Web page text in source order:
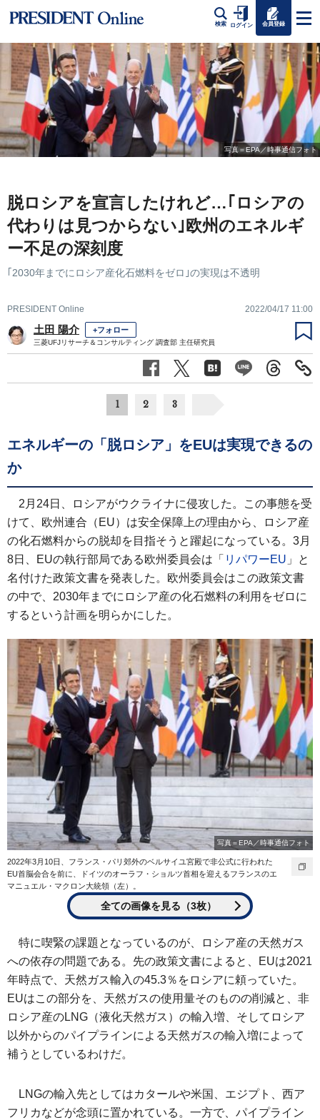
検索 ログイン 会員登録
写真＝EPA／時事通信フォト
脱ロシアを宣言したけれど…｢ロシアの
代わりは見つからない｣欧州のエネルギ
ー不足の深刻度
｢2030年までにロシア産化石燃料をゼロ｣の実現は不透明
PRESIDENT Online 2022/04/17 11:00
土田 陽介 +フォロー
三菱UFJリサーチ＆コンサルティング 調査部 主任研究員
1 2 3
エネルギーの「脱ロシア」をEUは実現できるの
か
2月24日、ロシアがウクライナに侵攻した。この事態を受
けて、欧州連合（EU）は安全保障上の理由から、ロシア産
の化石燃料からの脱却を目指そうと躍起になっている。3月
8日、EUの執行部局である欧州委員会は「 リパワーEU 」と
名付けた政策文書を発表した。欧州委員会はこの政策文書
の中で、2030年までにロシア産の化石燃料の利用をゼロに
するという計画を明らかにした。
写真＝EPA／時事通信フォト
2022年3月10日、フランス・パリ郊外のベルサイユ宮殿で非公式に行われた
EU首脳会合を前に、ドイツのオーラフ・ショルツ首相を迎えるフランスのエ
マニュエル・マクロン大統領（左）。
全ての画像を見る（3枚）
特に喫緊の課題となっているのが、ロシア産の天然ガス
への依存の問題である。先の政策文書によると、EUは2021
年時点で、天然ガス輸入の45.3％をロシアに頼っていた。
EUはこの部分を、天然ガスの使用量そのものの削減と、非
ロシア産のLNG（液化天然ガス）の輸入増、そしてロシア
以外からのパイプラインによる天然ガスの輸入増によって
補うとしているわけだ。
LNGの輸入先としてはカタールや米国、エジプト、西ア
フリカなどが念頭に置かれている。一方で、パイプライン